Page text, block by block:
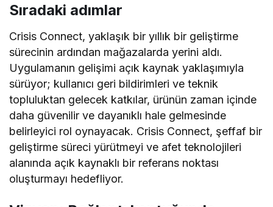
Sıradaki adımlar
Crisis Connect, yaklaşık bir yıllık bir geliştirme
sürecinin ardından mağazalarda yerini aldı.
Uygulamanın gelişimi açık kaynak yaklaşımıyla
sürüyor; kullanıcı geri bildirimleri ve teknik
topluluktan gelecek katkılar, ürünün zaman içinde
daha güvenilir ve dayanıklı hale gelmesinde
belirleyici rol oynayacak. Crisis Connect, şeffaf bir
geliştirme süreci yürütmeyi ve afet teknolojileri
alanında açık kaynaklı bir referans noktası
oluşturmayı hedefliyor.